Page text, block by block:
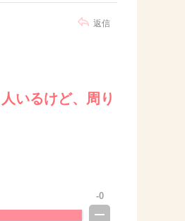
いるけど、周り
返信
-0